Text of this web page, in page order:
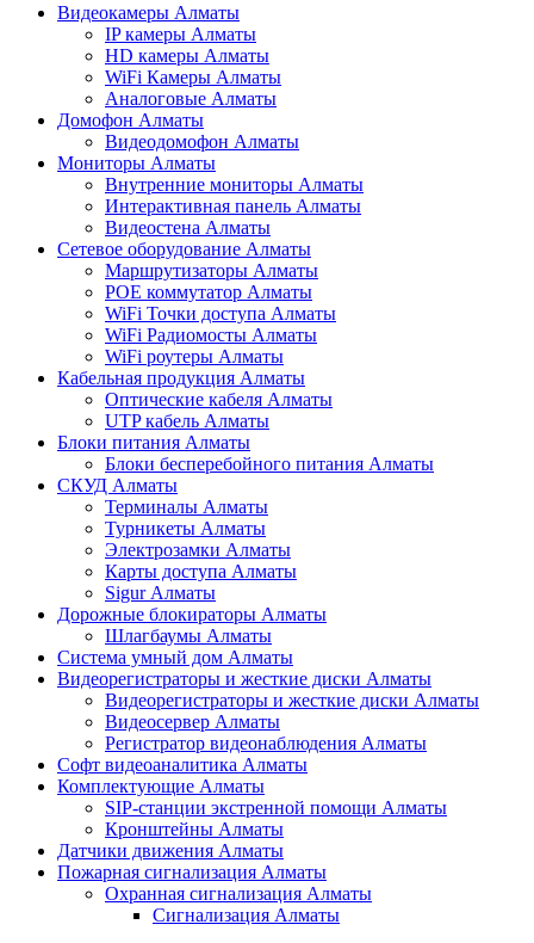
Видеокамеры Алматы
IP камеры Алматы
HD камеры Алматы
WiFi Камеры Алматы
Аналоговые Алматы
Домофон Алматы
Видеодомофон Алматы
Мониторы Алматы
Внутренние мониторы Алматы
Интерактивная панель Алматы
Видеостена Алматы
Сетевое оборудование Алматы
Маршрутизаторы Алматы
POE коммутатор Алматы
WiFi Точки доступа Алматы
WiFi Радиомосты Алматы
WiFi роутеры Алматы
Кабельная продукция Алматы
Оптические кабеля Алматы
UTP кабель Алматы
Блоки питания Алматы
Блоки бесперебойного питания Алматы
СКУД Алматы
Терминалы Алматы
Турникеты Алматы
Электрозамки Алматы
Карты доступа Алматы
Sigur Алматы
Дорожные блокираторы Алматы
Шлагбаумы Алматы
Система умный дом Алматы
Видеорегистраторы и жесткие диски Алматы
Видеорегистраторы и жесткие диски Алматы
Видеосервер Алматы
Регистратор видеонаблюдения Алматы
Софт видеоаналитика Алматы
Комплектующие Алматы
SIP-станции экстренной помощи Алматы
Кронштейны Алматы
Датчики движения Алматы
Пожарная сигнализация Алматы
Охранная сигнализация Алматы
Сигнализация Алматы